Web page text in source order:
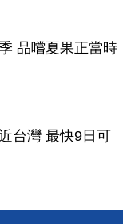
品嚐夏果正當時
台灣 最快9日可